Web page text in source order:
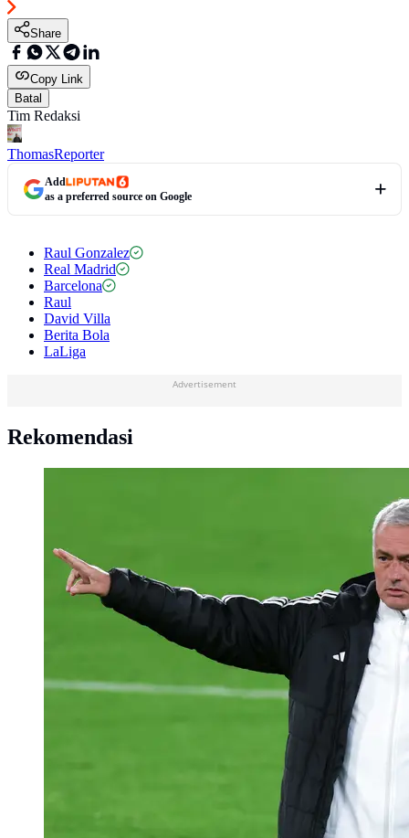
Share
Copy Link
Batal
Tim Redaksi
ThomasReporter
Add
as a preferred source on Google
Raul Gonzalez
Real Madrid
Barcelona
Raul
David Villa
Berita Bola
LaLiga
Advertisement
Rekomendasi